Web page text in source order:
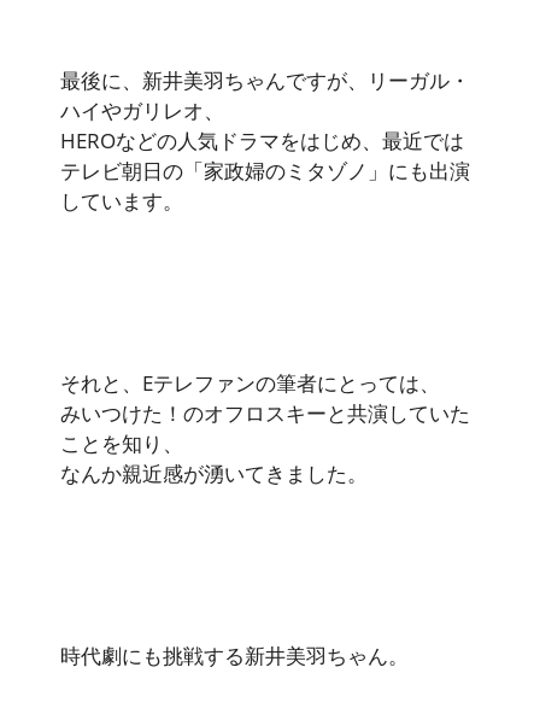
最後に、新井美羽ちゃんですが、リーガル・
ハイやガリレオ、
HEROなどの人気ドラマをはじめ、最近では
テレビ朝日の「家政婦のミタゾノ」にも出演
しています。
それと、Eテレファンの筆者にとっては、
みいつけた！のオフロスキーと共演していた
ことを知り、
なんか親近感が湧いてきました。
時代劇にも挑戦する新井美羽ちゃん。